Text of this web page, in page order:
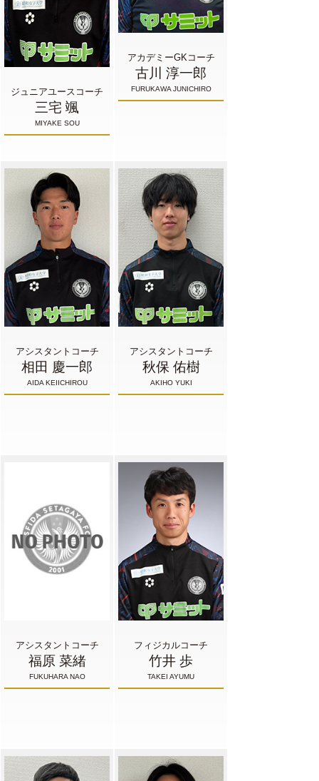
ジュニアユースコーチ
三宅 颯
MIYAKE SOU
アカデミーGKコーチ
古川 淳一郎
FURUKAWA JUNICHIRO
アシスタントコーチ
相田 慶一郎
AIDA KEIICHIROU
アシスタントコーチ
秋保 佑樹
AKIHO YUKI
アシスタントコーチ
福原 菜緒
FUKUHARA NAO
フィジカルコーチ
竹井 歩
TAKEI AYUMU